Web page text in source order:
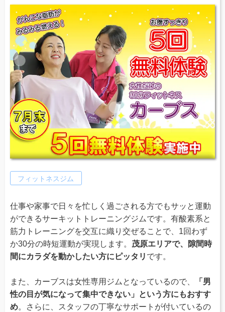
フィットネスジム
仕事や家事で日々を忙しく過ごされる方でもサッと運動
ができるサーキットトレーニングジムです。有酸素系と
筋力トレーニングを交互に織り交ぜることで、1回わず
か30分の時短運動が実現します。 茂原エリアで、隙間時
間にカラダを動かしたい方にピッタリ です。
また、カーブスは女性専用ジムとなっているので、
「男
性の目が気になって集中できない」という方にもおすす
め。さらに、スタッフの丁寧なサポートが付いているの